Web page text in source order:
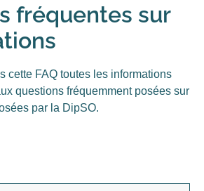
fréquentes sur
cette FAQ toutes les informations
questions fréquemment posées sur
par la DipSO.